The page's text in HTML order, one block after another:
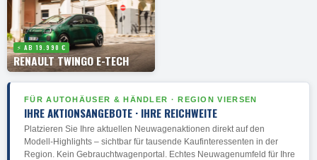
⚡ AB 19.990 €
RENAULT TWINGO E-TECH
FÜR AUTOHÄUSER & HÄNDLER · REGION VIERSEN
IHRE AKTIONSANGEBOTE · IHRE REICHWEITE
Platzieren Sie Ihre aktuellen Neuwagenaktionen direkt auf den
Modell-Highlights – sichtbar für tausende Kaufinteressenten in der
Region. Kein Gebrauchtwagenportal. Echtes Neuwagenumfeld für Ihre